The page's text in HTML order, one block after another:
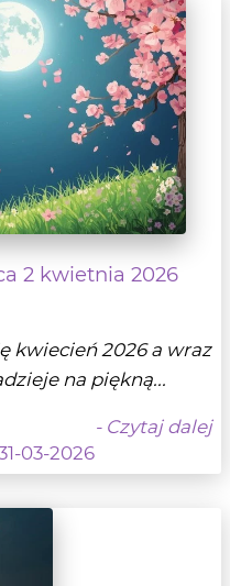
2 kwietnia 2026
kwiecień 2026 a wraz
na piękną...
- Czytaj dalej
03-2026